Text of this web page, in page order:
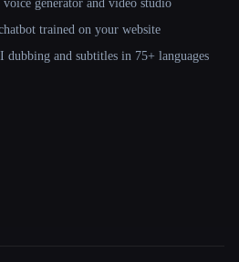
generator and video studio
trained on your website
and subtitles in 75+ languages